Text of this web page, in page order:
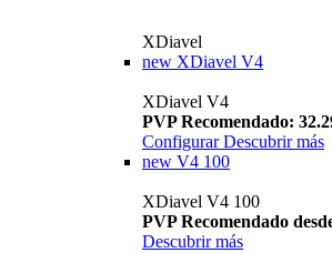
XDiavel
new XDiavel V4
XDiavel V4
PVP Recomendado:
Configurar Descubrir más
new V4 100
XDiavel V4 100
PVP Recomendado
Descubrir más